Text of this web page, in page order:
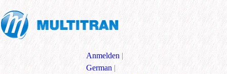
Anmelden |
German |